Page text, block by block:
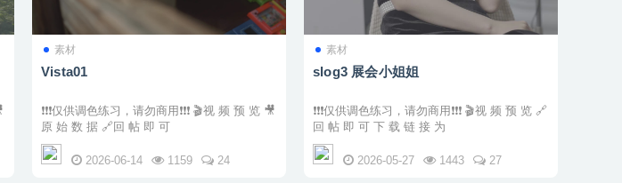
素材
Vista01
❗❗❗仅供调色练习，请勿商用❗❗❗ 🎬视 频 预 览 🎥
原 始 数 据 🔗回 帖 即 可
2026-06-14 1159 24
素材
slog3 展会小姐姐
❗❗❗仅供调色练习，请勿商用❗❗❗ 🎬视 频 预 览 🔗
回 帖 即 可 下 载 链 接 为
2026-05-27 1443 27